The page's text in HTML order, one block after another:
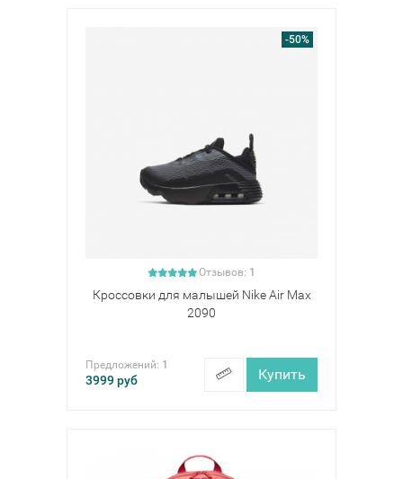
-50%
Отзывов: 1
Кроссовки для малышей Nike Air Max
2090
Предложений: 1
3999руб Купить